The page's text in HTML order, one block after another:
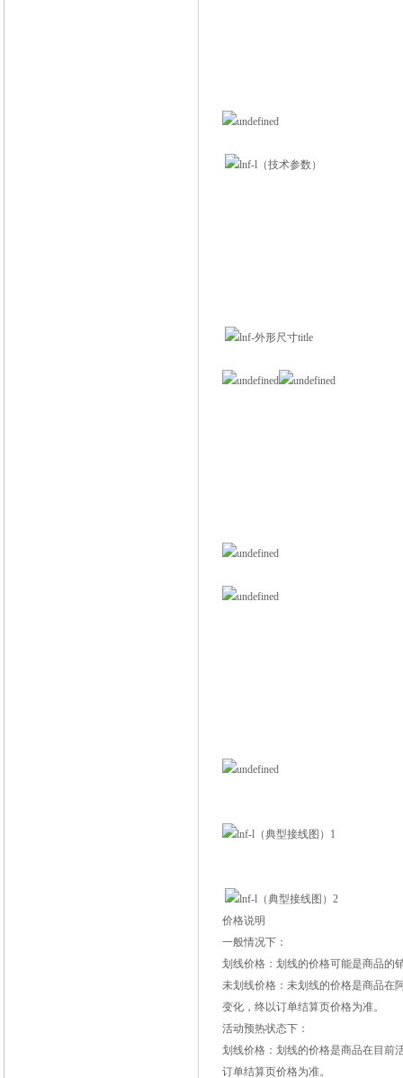
价格说明
一般情况下：
划线价格：划线的价格可能是商品的
未划线价格：未划线的价格是商品在
变化，终以订单结算页价格为准。
活动预热状态下：
划线价格：划线的价格是商品在目前
订单结算页价格为准。